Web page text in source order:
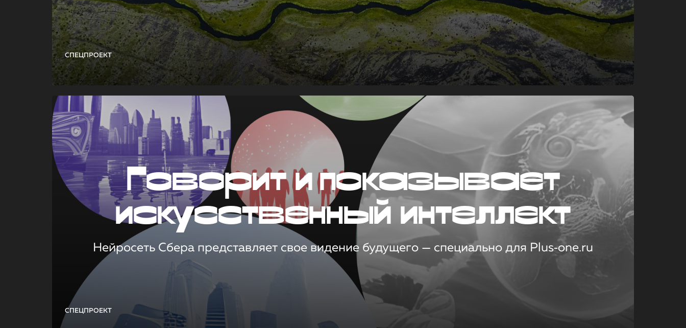
СПЕЦПРОЕКТ
СПЕЦПРОЕКТ
Говорит и показывает
искусственный интеллект
Нейросеть Сбера представляет свое видение будущего — специально для Plus‑one.ru